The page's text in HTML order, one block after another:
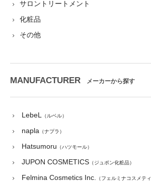
サロントリートメント
化粧品
その他
MANUFACTURER メーカーから探す
LebeL （ルベル）
napla （ナプラ）
Hatsumoru （ハツモール）
JUPON COSMETICS （ジュポン化粧品）
Felmina Cosmetics Inc. （フェルミナコスメティ